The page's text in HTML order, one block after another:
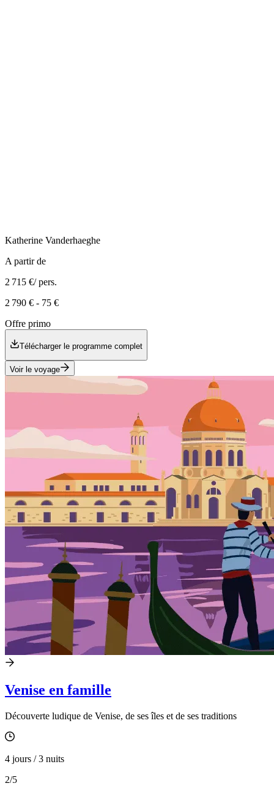
Katherine Vanderhaeghe
A partir de
2 715 €/ pers.
2 790 € - 75 €
Offre primo
Télécharger le programme complet
Voir le voyage
Venise en famille
Découverte ludique de Venise, de ses îles et de ses traditions
4 jours / 3 nuits
2/5